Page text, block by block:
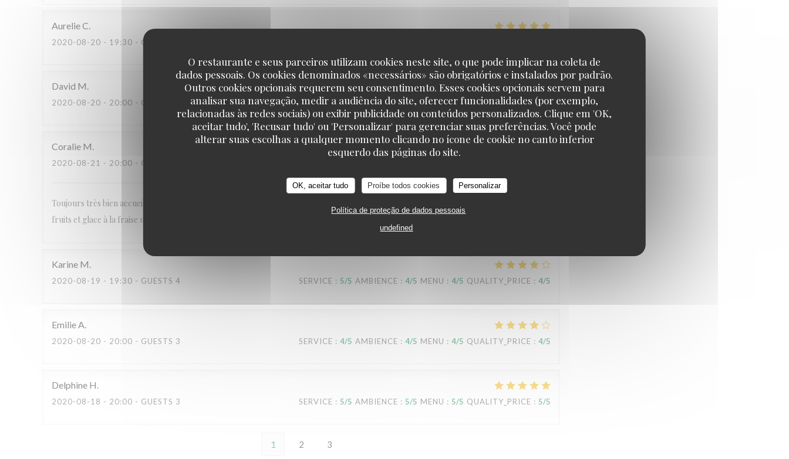
O restaurante e seus parceiros utilizam cookies neste site, o que pode implicar na coleta de
dados pessoais. Os cookies denominados «necessários» são obrigatórios e instalados por padrão.
Outros cookies opcionais requerem seu consentimento. Esses cookies opcionais servem para
analisar sua navegação, medir a audiência do site, oferecer funcionalidades (por exemplo,
relacionadas às redes sociais) ou exibir publicidade ou conteúdos personalizados. Clique em 'OK,
aceitar tudo', 'Recusar tudo' ou 'Personalizar' para gerenciar suas preferências. Você pode
alterar suas escolhas a qualquer momento clicando no ícone de cookie no canto inferior
esquerdo das páginas do site.
OK, aceitar tudo Proíbe todos cookies Personalizar
Política de proteção de dados pessoais
undefined
AurelieC
2020-08-20 - 19:30 - GUESTS 2
David M
2020-08-20 - 20:00 - GUESTS 2 SERVICE: 4/5 AMBIENCE : 3/5 MENU: 3/5 QUALITY_PRICE: 3/5
Coralie M
2020-08-21 - 20:00 - GUESTS 2
Toujours très bien accueillis. Les conditions d’hygiène sont parfaitement respectées. On se sent en sécurité. Je recommande le dessert
fruits et glace à la fraise un délice ... merci encore pour votre accueil.
Karine M
2020-08-19 - 19:30 - GUESTS 4 SERVICE : 5/5 AMBIENCE : 4/5 MENU : 4/5 QUALITY_PRICE : 4/5
EmilieA
2020-08-20 - 20:00 - GUESTS 3 SERVICE : 4/5 AMBIENCE : 4/5 MENU : 4/5 QUALITY_PRICE : 4/5
Delphine H
2020-08-18 - 20:00 - GUESTS 3 SERVICE : 5/5 AMBIENCE : 5/5 MENU : 5/5 QUALITY_PRICE : 5/5
1 2 3